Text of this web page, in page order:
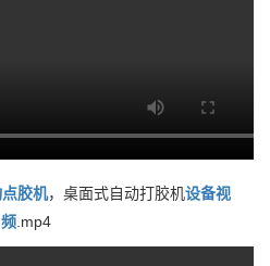
胶机，桌面式自动打胶机设备视
频 .mp4